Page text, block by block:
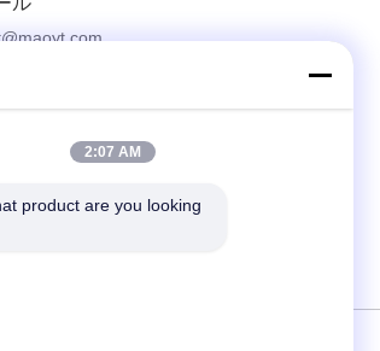
レス
のZhanxiの道、チヤンイン都市、ウー
すべて 権利は保護されています.
2:07 AM
product are you looking